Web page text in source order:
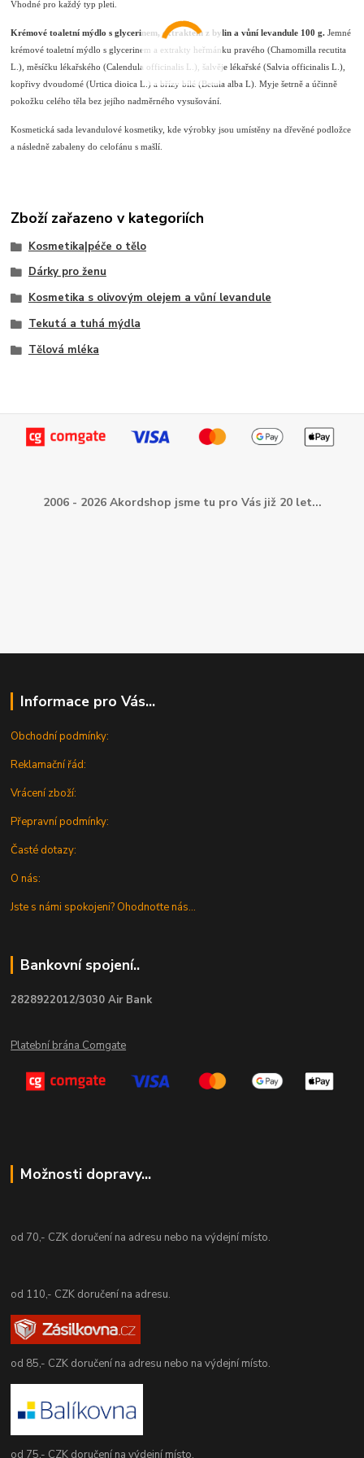
Vhodné pro každý typ pleti.
Krémové toaletní mýdlo s glycerinem, extraktem z bylin a vůní levandule 100 g.Jemné
krémové toaletní mýdlo s glycerinem a extrakty heřmánku pravého (Chamomilla recutita
L.), měsíčku lékařského (Calendula officinalis L.), šalvěje lékařské (Salvia officinalis L.),
kopřivy dvoudomé (Urtica dioica L.) a břízy bílé (Betula alba L). Myje šetrně a účinně
pokožku celého těla bez jejího nadměrného vysušování.
Kosmetická sada levandulové kosmetiky, kde výrobky jsou umístěny na dřevěné podložce
a následně zabaleny do celofánu s mašlí.
Zboží zařazeno v kategoriích
Kosmetika|péče o tělo
Dárky pro ženu
Kosmetika s olivovým olejem a vůní levandule
Tekutá a tuhá mýdla
Tělová mléka
2006 - 2026 Akordshop jsme tu pro Vás již 20 let...
Informace pro Vás...
Obchodní podmínky:
Reklamační řád:
Vrácení zboží:
Přepravní podmínky:
Časté dotazy:
O nás:
Jste s námi spokojeni? Ohodnoťte nás...
Bankovní spojení..
2828922012/3030 Air Bank
Platební brána Comgate
Možnosti dopravy...
od 70,- CZK doručení na adresu nebo na výdejní místo.
od 110,- CZK doručení na adresu.
od 85,- CZK doručení na adresu nebo na výdejní místo.
od 75,- CZK doručení na výdejní místo.